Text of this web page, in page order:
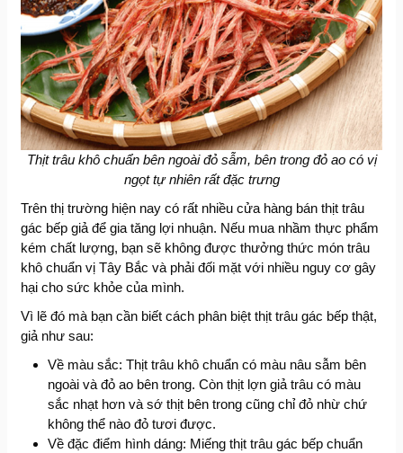
Thịt trâu khô chuẩn bên ngoài đỏ sẫm, bên trong đỏ ao có vị
ngọt tự nhiên rất đặc trưng
Trên thị trường hiện nay có rất nhiều cửa hàng bán thịt trâu
gác bếp giả để gia tăng lợi nhuận. Nếu mua nhầm thực phẩm
kém chất lượng, bạn sẽ không được thưởng thức món trâu
khô chuẩn vị Tây Bắc và phải đối mặt với nhiều nguy cơ gây
hại cho sức khỏe của mình.
Vì lẽ đó mà bạn cần biết cách phân biệt thịt trâu gác bếp thật,
giả như sau:
Về màu sắc: Thịt trâu khô chuẩn có màu nâu sẫm bên
ngoài và đỏ ao bên trong. Còn thịt lợn giả trâu có màu
sắc nhạt hơn và sớ thịt bên trong cũng chỉ đỏ nhừ chứ
không thể nào đỏ tươi được.
Về đặc điểm hình dáng: Miếng thịt trâu gác bếp chuẩn